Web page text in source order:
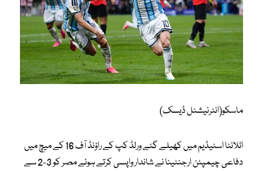
ماسکو(انٹرنیشنل ڈیسک)
اٹلانٹا اسٹیڈیم میں کھیلے گئے ورلڈ کپ کے راؤنڈ آف 16 کے میچ میں
دفاعی چیمپئن ارجنٹینا نے شاندار واپسی کرتے ہوئے مصر کو 3-2 سے